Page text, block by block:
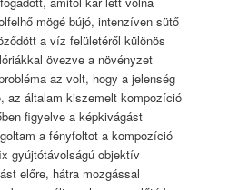
mögé bújó, intenzíven sütő
a víz felületéről különös
övezve a növényzet
az volt, hogy a jelenség
az általam kiszemelt kompozíció
figyelve a képkivágást
a fényfoltot a kompozíció
gyújtótávolságú objektív
előre, hátra mozgással